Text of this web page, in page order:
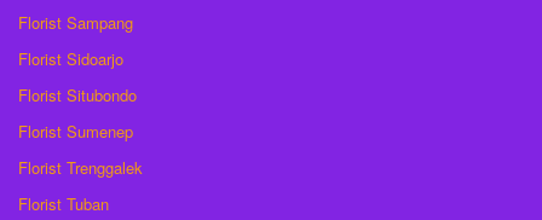
Florist Sampang
Florist Sidoarjo
Florist Situbondo
Florist Sumenep
Florist Trenggalek
Florist Tuban